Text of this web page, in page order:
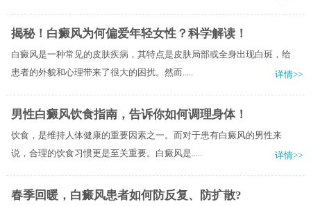
揭秘！白癜风为何偏爱年轻女性？科学解读！
白癜风是一种常见的皮肤疾病，其特点是皮肤局部或全身出现白斑，给
患者的外貌和心理带来了很大的困扰。然而.....
详情>>
男性白癜风饮食指南，告诉你如何调理身体！
饮食，是维持人体健康的重要因素之一。而对于患有白癜风的男性来
说，合理的饮食习惯更是至关重要。白癜风是.....
详情>>
春季回暖，白癜风患者如何防反复、防扩散?